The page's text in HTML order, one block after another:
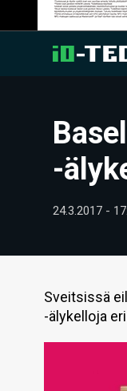
-
24.3.2017 -
Sveitsissä
-älykelloja